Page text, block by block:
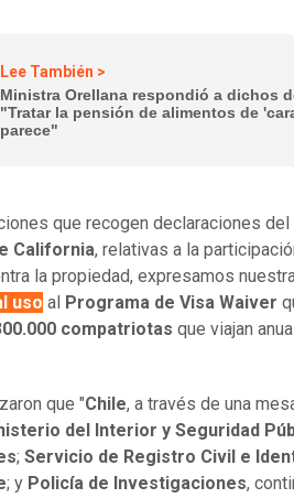
Lee También >
Ministra Orellana respondió a dichos
"Tratar la pensión de alimentos de
parece"
que recogen declaraciones del
California, relativas a la
la propiedad, expresamos
uso al Programa de Visa Waiver
compatriotas que viajan
que "Chile, a través de una
del Interior y Seguridad
; Servicio de Registro Civil e
; y Policía de Investigaciones,